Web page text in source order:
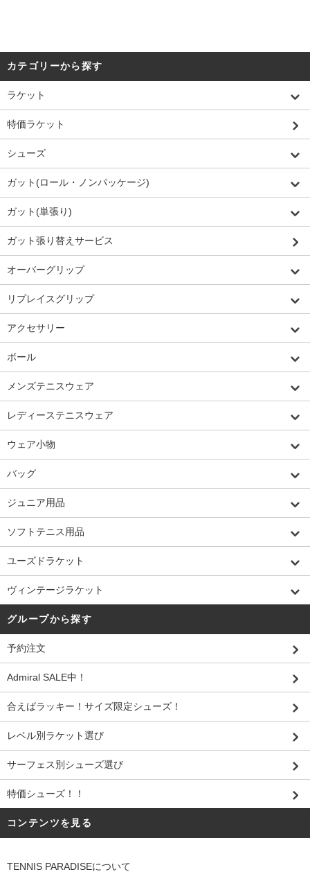
カテゴリーから探す
ラケット
特価ラケット
シューズ
ガット(ロール・ノンパッケージ)
ガット(単張り)
ガット張り替えサービス
オーバーグリップ
リプレイスグリップ
アクセサリー
ボール
メンズテニスウェア
レディーステニスウェア
ウェア小物
バッグ
ジュニア用品
ソフトテニス用品
ユーズドラケット
ヴィンテージラケット
グループから探す
予約注文
Admiral SALE中！
合えばラッキー！サイズ限定シューズ！
レベル別ラケット選び
サーフェス別シューズ選び
特価シューズ！！
コンテンツを見る
TENNIS PARADISEについて